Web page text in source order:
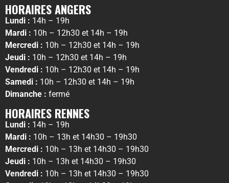
HORAIRES ANGERS
Lundi : 14h – 19h
Mardi : 10h – 12h30 et 14h – 19h
Mercredi : 10h – 12h30 et 14h – 19h
Jeudi : 10h – 12h30 et 14h – 19h
Vendredi : 10h – 12h30 et 14h – 19h
Samedi : 10h – 12h30 et 14h – 19h
Dimanche : fermé
HORAIRES RENNES
Lundi : 14h – 19h
Mardi : 10h – 13h et 14h30 – 19h30
Mercredi : 10h – 13h et 14h30 – 19h30
Jeudi : 10h – 13h et 14h30 – 19h30
Vendredi : 10h – 13h et 14h30 – 19h30